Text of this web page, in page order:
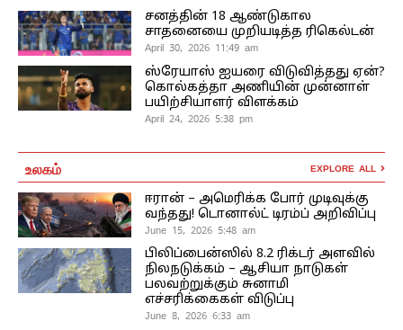
சனத்தின் 18 ஆண்டுகால
சாதனையை முறியடித்த ரிகெல்டன்
April 30, 2026 11:49 am
ஸ்ரேயாஸ் ஐயரை விடுவித்தது ஏன்?
கொல்கத்தா அணியின் முன்னாள்
பயிற்சியாளர் விளக்கம்
April 24, 2026 5:38 pm
உலகம் EXPLORE ALL
ஈரான் – அமெரிக்க போர் முடிவுக்கு
வந்தது! டொனால்ட் டிரம்ப் அறிவிப்பு
June 15, 2026 5:48 am
பிலிப்பைன்ஸில் 8.2 ரிக்டர் அளவில்
நிலநடுக்கம் – ஆசியா நாடுகள்
பலவற்றுக்கும் சுனாமி
எச்சரிக்கைகள் விடுப்பு
June 8, 2026 6:33 am